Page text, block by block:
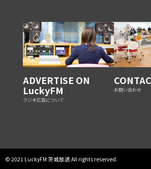
ADVERTISE ON
LuckyFM
ラジオ広告について
お問い合わせ
© 2021 LuckyFM 茨城放送 All rights reserved.